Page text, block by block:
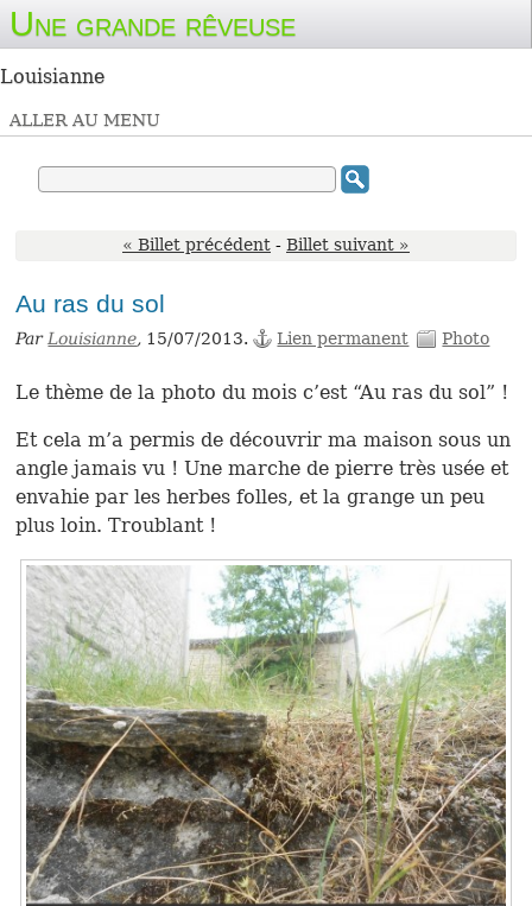
Une grande rêveuse
Louisianne
ALLER AU MENU
« Billet précédent - Billet suivant »
Au ras du sol
ParLouisianne, 15/07/2013. Lien permanent Photo
Le thème de la photo du mois c’est “Au ras du sol” !
Et cela m’a permis de découvrir ma maison sous un
angle jamais vu ! Une marche de pierre très usée et
envahie par les herbes folles, et la grange un peu
plus loin. Troublant !